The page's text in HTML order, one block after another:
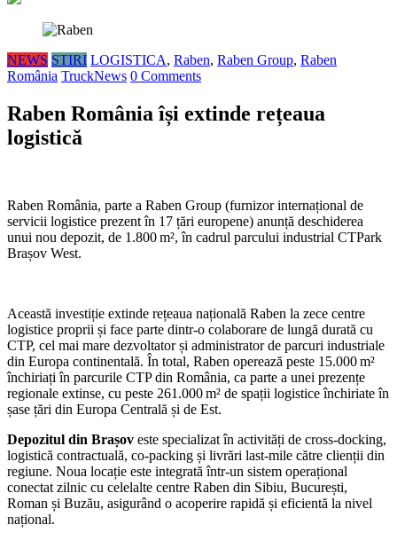
NEWS STIRI LOGISTICA, Raben, Raben Group, Raben
România TruckNews 0 Comments
Raben România își extinde rețeaua
logistică
Raben România, parte a Raben Group (furnizor internațional de
servicii logistice prezent în 17 țări europene) anunță deschiderea
unui nou depozit, de 1.800 m², în cadrul parcului industrial CTPark
Brașov West.
Această investiție extinde rețeaua națională Raben la zece centre
logistice proprii și face parte dintr-o colaborare de lungă durată cu
CTP, cel mai mare dezvoltator și administrator de parcuri industriale
din Europa continentală. În total, Raben operează peste 15.000 m²
închiriați în parcurile CTP din România, ca parte a unei prezențe
regionale extinse, cu peste 261.000 m² de spații logistice închiriate în
șase țări din Europa Centrală și de Est.
Depozitul din Brașov este specializat în activități de cross-docking,
logistică contractuală, co-packing și livrări last-mile către clienții din
regiune. Noua locație este integrată într-un sistem operațional
conectat zilnic cu celelalte centre Raben din Sibiu, București,
Roman și Buzău, asigurând o acoperire rapidă și eficientă la nivel
național.